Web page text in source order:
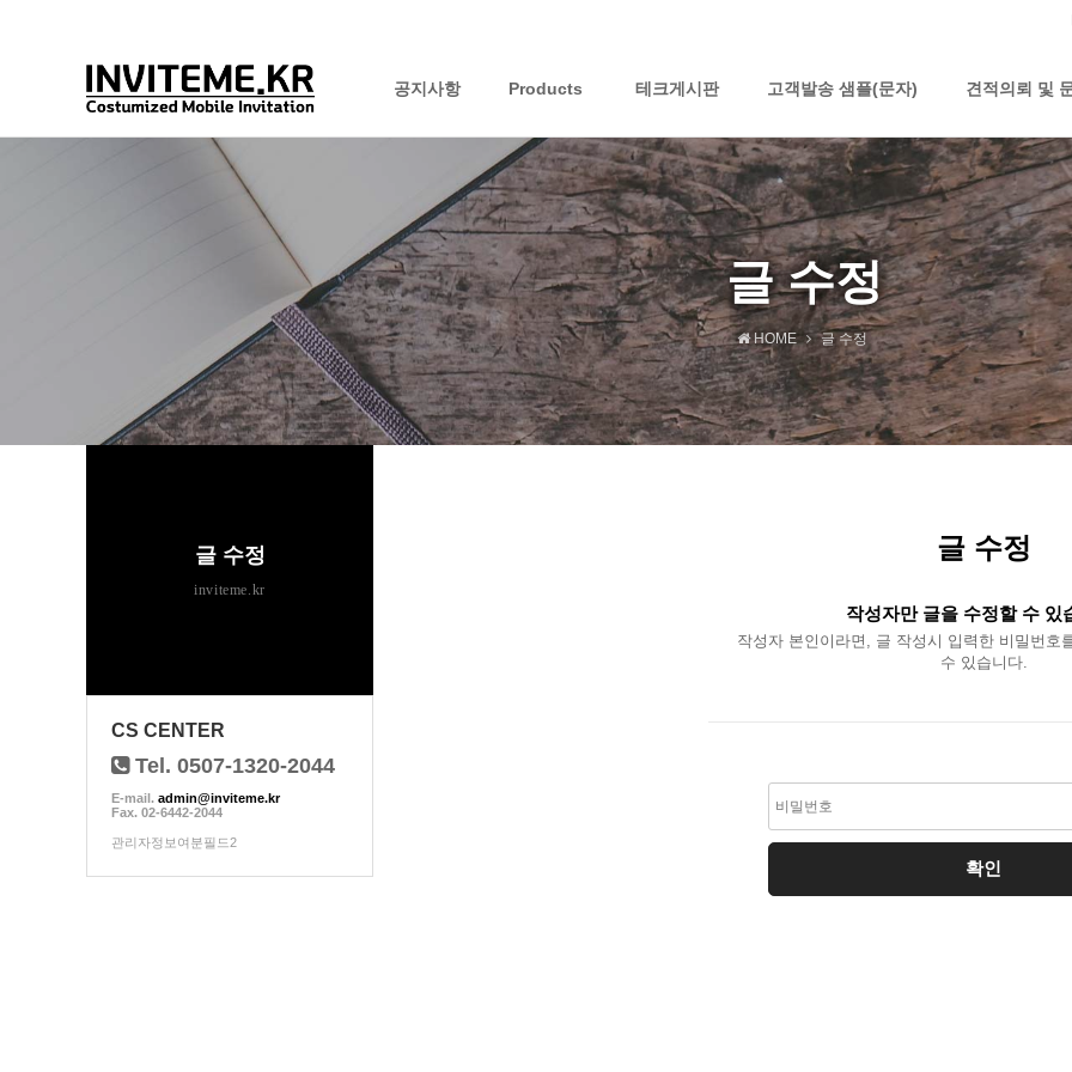
공지사항 Products 테크게시판 고객발송 샘플(문자) 견적의뢰 및
하위분류
글 수정
HOME 글 수정
글 수정
작성자만 글을 수정할 수 있
작성자 본인이라면, 글 작성시 입력한 비밀번호
수 있습니다.
글 수정
inviteme.kr
CS CENTER
Tel. 0507-1320-2044
E-mail. admin@inviteme.kr
Fax. 02-6442-2044
관리자정보여분필드2